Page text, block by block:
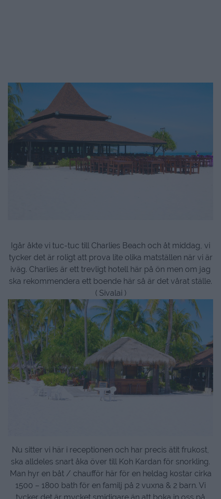
Igår åkte vi tuc-tuc till Charlies Beach och åt middag, vi
tycker det är roligt att prova lite olika matställen när vi är
iväg. Charlies är ett trevligt hotell här på ön men om jag
ska rekommendera ett boende här så är det vårat ställe.
( Sivalai )
Nu sitter vi här i receptionen och har precis ätit frukost,
ska alldeles snart åka över till Koh Kardan för snorkling.
Man hyr en båt / chaufför här för en heldag kostar cirka
1500 – 1800 bath för en familj på 2 vuxna & 2 barn. Vi